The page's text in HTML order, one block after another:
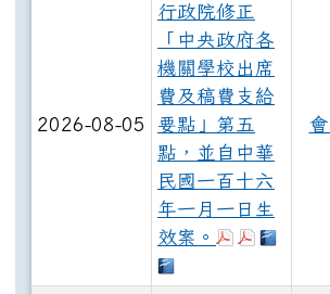
2026-08-05
行政院修正
「中央政府各
機關學校出席
費及稿費支給
要點」第五
點，並自中華
民國一百十六
年一月一日生
效案。
於彈跳視
於彈跳